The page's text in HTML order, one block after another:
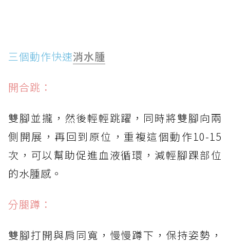
三個動作快速消水腫
開合跳：
雙腳並攏，然後輕輕跳躍，同時將雙腳向兩
側開展，再回到原位，重複這個動作10-15
次，可以幫助促進血液循環，減輕腳踝部位
的水腫感。
分腿蹲：
雙腳打開與肩同寬，慢慢蹲下，保持姿勢，